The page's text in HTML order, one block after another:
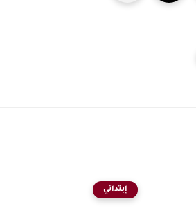
إبتدائي